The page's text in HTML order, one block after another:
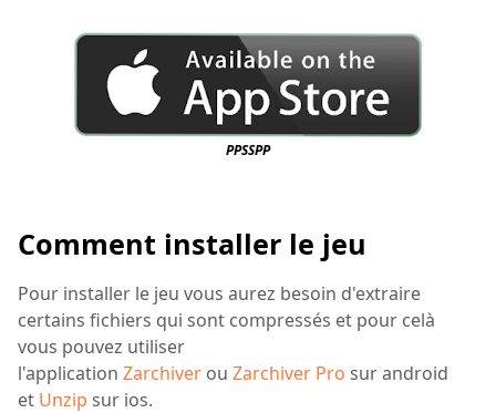
PPSSPP
Comment installer le jeu
Pour installer le jeu vous aurez besoin d'extraire
certains fichiers qui sont compressés et pour celà
vous pouvez utiliser
l'application Zarchiver ou Zarchiver Pro sur android
et Unzip sur ios.